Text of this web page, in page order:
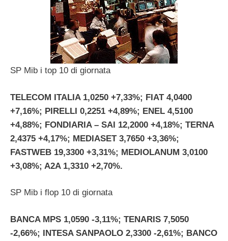
SP Mib i top 10 di giornata
TELECOM ITALIA 1,0250 +7,33%; FIAT 4,0400
+7,16%; PIRELLI 0,2251 +4,89%; ENEL 4,5100
+4,88%; FONDIARIA – SAI 12,2000 +4,18%; TERNA
2,4375 +4,17%; MEDIASET 3,7650 +3,36%;
FASTWEB 19,3300 +3,31%; MEDIOLANUM 3,0100
+3,08%; A2A 1,3310 +2,70%.
SP Mib i flop 10 di giornata
BANCA MPS 1,0590 -3,11%; TENARIS 7,5050
-2,66%; INTESA SANPAOLO 2,3300 -2,61%; BANCO